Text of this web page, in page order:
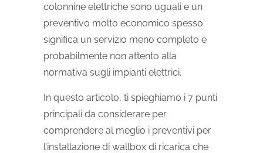
colonnine elettriche sono uguali e un
preventivo molto economico spesso
significa un servizio meno completo e
probabilmente non attento alla
normativa sugli impianti elettrici.
In questo articolo, ti spieghiamo i 7 punti
principali da considerare per
comprendere al meglio i preventivi per
l’installazione di wallbox di ricarica che